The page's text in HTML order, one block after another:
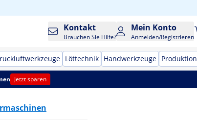
Kontakt
Brauchen Sie Hilfe?
Mein Konto
Anmelden/Registrieren
Löttechnik Handwerkzeuge Produktion
Jetzt sparen